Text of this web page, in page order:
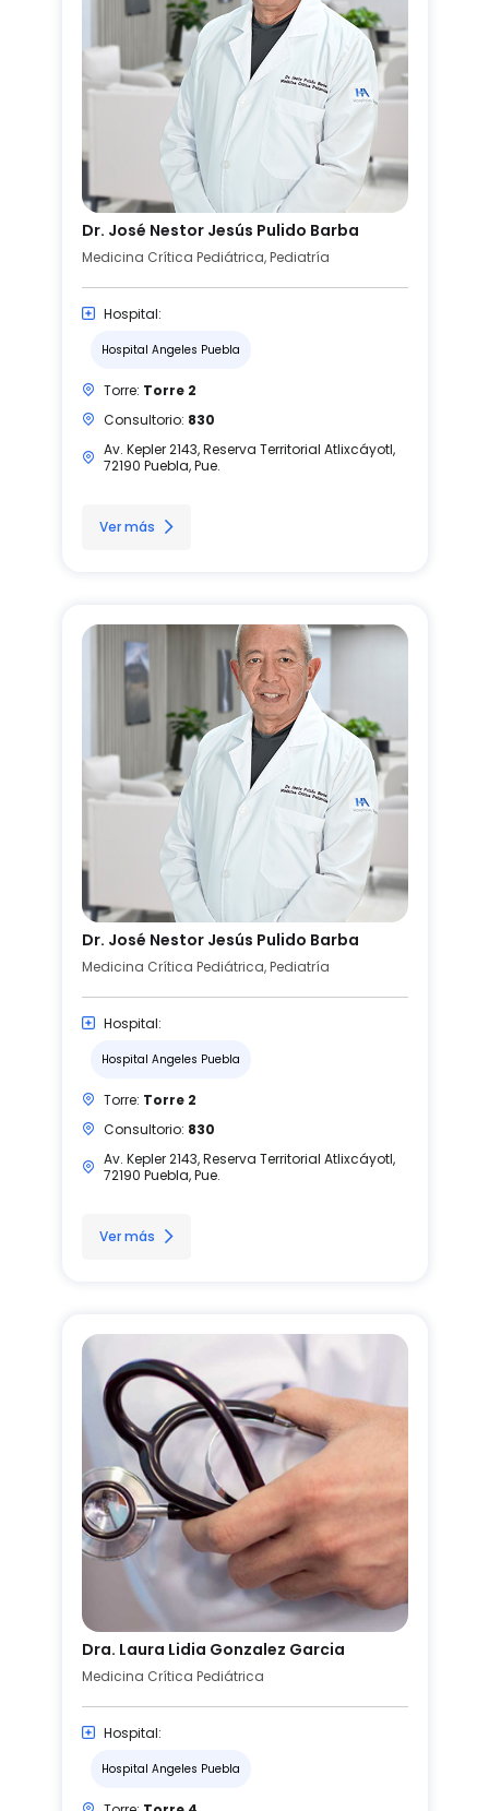
Dr. José Nestor Jesús Pulido Barba
Medicina Crítica Pediátrica, Pediatría
Hospital:
Hospital Angeles Puebla
Torre: Torre 2
Consultorio: 830
Av. Kepler 2143, Reserva Territorial Atlixcáyotl,
72190 Puebla, Pue.
Ver más
Dr. José Nestor Jesús Pulido Barba
Medicina Crítica Pediátrica, Pediatría
Hospital:
Hospital Angeles Puebla
Torre: Torre 2
Consultorio: 830
Av. Kepler 2143, Reserva Territorial Atlixcáyotl,
72190 Puebla, Pue.
Ver más
Dra. Laura Lidia Gonzalez Garcia
Medicina Crítica Pediátrica
Hospital:
Hospital Angeles Puebla